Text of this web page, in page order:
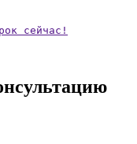
сейчас!